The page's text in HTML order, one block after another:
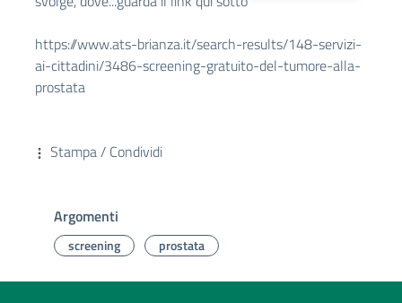
https://www.ats-brianza.it/search-results/148-servizi-
ai-cittadini/3486-screening-gratuito-del-tumore-alla-
prostata
Stampa / Condividi
Argomenti
screening prostata